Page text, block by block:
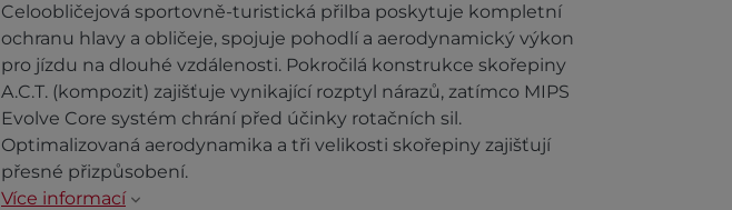
Celoobličejová sportovně-turistická přilba poskytuje kompletní
ochranu hlavy a obličeje, spojuje pohodlí a aerodynamický výkon
pro jízdu na dlouhé vzdálenosti. Pokročilá konstrukce skořepiny
A.C.T. (kompozit) zajišťuje vynikající rozptyl nárazů, zatímco MIPS
Evolve Core systém chrání před účinky rotačních sil.
Optimalizovaná aerodynamika a tři velikosti skořepiny zajišťují
přesné přizpůsobení.
Více informací